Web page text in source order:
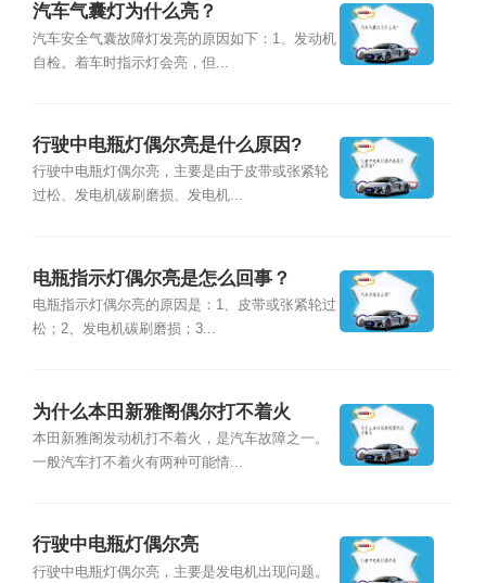
汽车气囊灯为什么亮？
汽车安全气囊故障灯发亮的原因如下：1、发动机
自检。着车时指示灯会亮，但...
行驶中电瓶灯偶尔亮是什么原因?
行驶中电瓶灯偶尔亮，主要是由于皮带或张紧轮
过松、发电机碳刷磨损、发电机...
电瓶指示灯偶尔亮是怎么回事？
电瓶指示灯偶尔亮的原因是：1、皮带或张紧轮过
松；2、发电机碳刷磨损；3...
为什么本田新雅阁偶尔打不着火
本田新雅阁发动机打不着火，是汽车故障之一。
一般汽车打不着火有两种可能情...
行驶中电瓶灯偶尔亮
行驶中电瓶灯偶尔亮，主要是发电机出现问题。